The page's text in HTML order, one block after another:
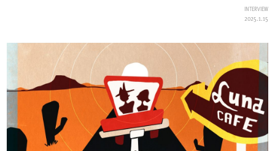
INTERVIEW
2025.1.15